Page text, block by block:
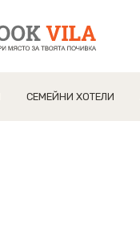
СЕМЕЙНИ ХОТЕЛИ